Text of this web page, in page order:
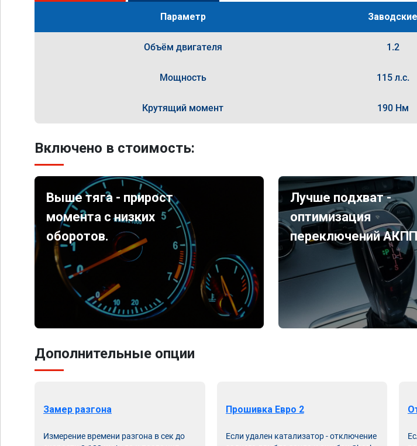
Параметр Заводские
Объём двигателя 1.2
Мощность 115 л.с.
Крутящий момент 190 Нм
Включено в стоимость:
Выше тяга - прирост
момента с низких
оборотов.
Лучше подхват -
оптимизация
переключений
Дополнительные опции
Замер разгона
Измерение времени разгона в сек до
Прошивка Евро 2
Если удален катализатор - отключение